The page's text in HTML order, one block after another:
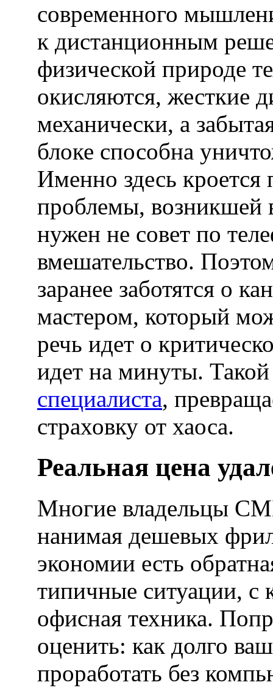
современного
к дистанционным
физической природе
окисляются, жесткие
механически, а
блоке способна
Именно здесь
проблемы, возникшей
нужен не совет по
вмешательство.
заранее заботятся о
мастером, который
речь идет о
идет на минуты.
специалиста,
страховку от хаоса.
Реальная цена
Многие владельцы
нанимая дешевых
экономии есть
типичные ситуации, с
офисная техника.
оценить: как долго
проработать без